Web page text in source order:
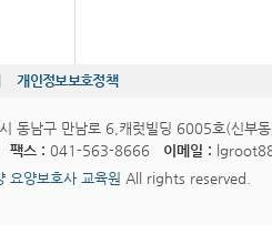
개인정보보호정책
동남구 만남로 6,캐럿빌딩 6005호(신부
팩스 : 041-563-8666 이메일 :
요양보호사 교육원 All rights reserved.